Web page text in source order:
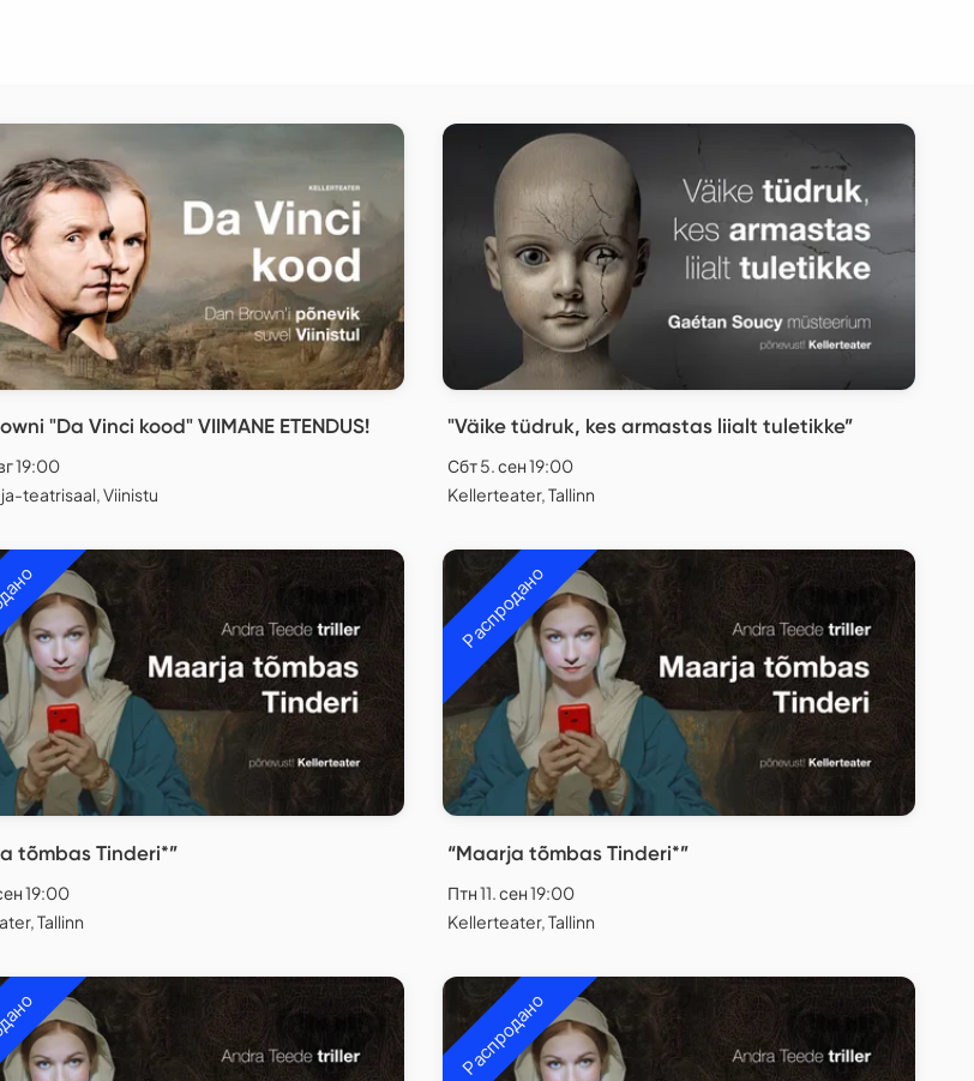
"Da Vinci kood" VIIMANE ETENDUS!
19:00
teatrisaal, Viinistu
"Väike tüdruk, kes armastas liialt tuletikke”
Сбт 5. сен 19:00
Kellerteater, Tallinn
tõmbas Tinderi*”
19:00
Tallinn
Распродано
“Maarja tõmbas Tinderi*”
Птн 11. сен 19:00
Kellerteater, Tallinn
Распродано